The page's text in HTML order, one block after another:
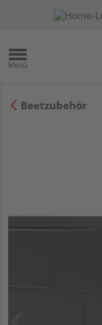
Beetzubehör